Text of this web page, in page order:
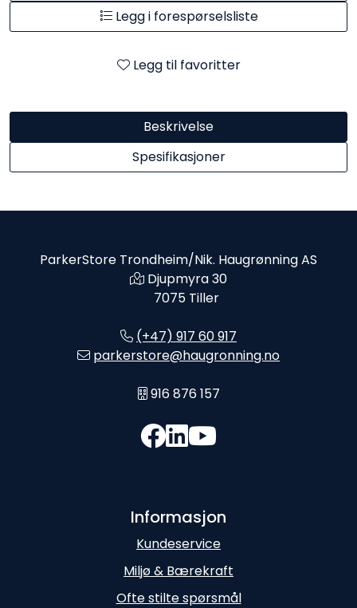
Legg i forespørselsliste
Legg til favoritter
Beskrivelse
Spesifikasjoner
ParkerStore Trondheim/Nik. Haugrønning AS
Djupmyra 30
7075 Tiller
(+47) 917 60 917
parkerstore@haugronning.no
916 876 157
Informasjon
Kundeservice
Miljø & Bærekraft
Ofte stilte spørsmål